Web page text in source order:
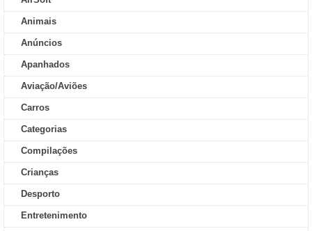
Animais
Anúncios
Apanhados
Aviação/Aviões
Carros
Categorias
Compilações
Crianças
Desporto
Entretenimento